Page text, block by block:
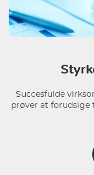
Succesfulde
prøver at forudsige